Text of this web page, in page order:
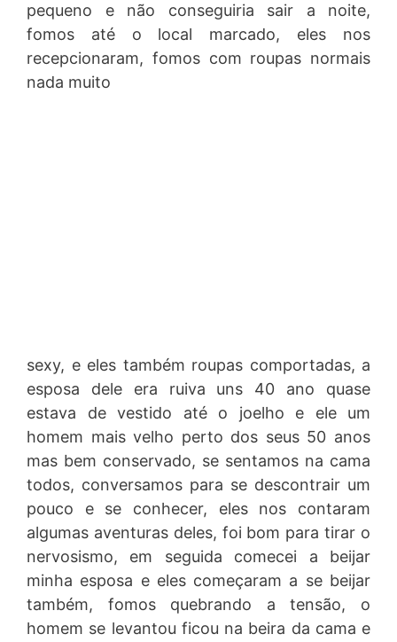
pequeno e não conseguiria sair a noite,
fomos até o local marcado, eles nos
recepcionaram, fomos com roupas normais
nada muito
sexy, e eles também roupas comportadas, a
esposa dele era ruiva uns 40 ano quase
estava de vestido até o joelho e ele um
homem mais velho perto dos seus 50 anos
mas bem conservado, se sentamos na cama
todos, conversamos para se descontrair um
pouco e se conhecer, eles nos contaram
algumas aventuras deles, foi bom para tirar o
nervosismo, em seguida comecei a beijar
minha esposa e eles começaram a se beijar
também, fomos quebrando a tensão, o
homem se levantou ficou na beira da cama e